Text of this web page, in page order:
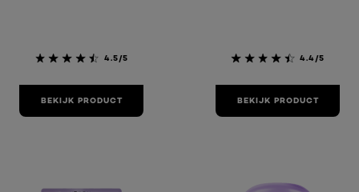
4.5/5
BEKIJK PRODUCT
4.4/5
BEKIJK PRODUCT